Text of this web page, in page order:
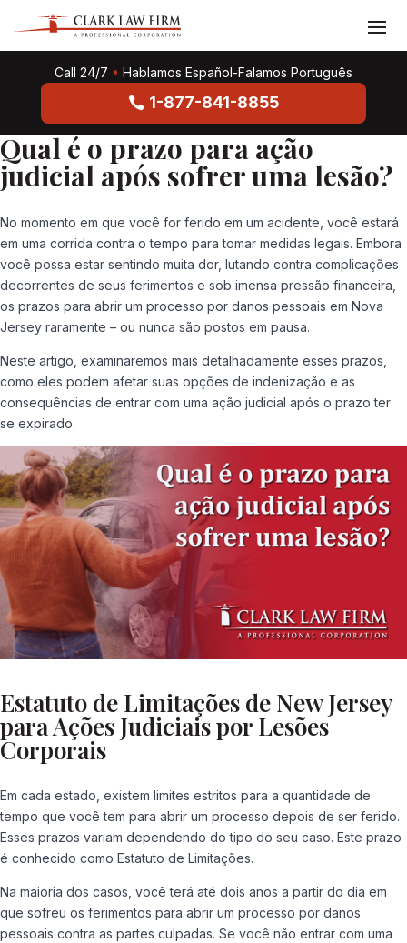
Call 24/7 • Hablamos Español-Falamos Português
1-877-841-8855
Qual é o prazo para ação
judicial após sofrer uma lesão?
No momento em que você for ferido em um acidente, você estará
em uma corrida contra o tempo para tomar medidas legais. Embora
você possa estar sentindo muita dor, lutando contra complicações
decorrentes de seus ferimentos e sob imensa pressão financeira,
os prazos para abrir um processo por danos pessoais em Nova
Jersey raramente – ou nunca são postos em pausa.
Neste artigo, examinaremos mais detalhadamente esses prazos,
como eles podem afetar suas opções de indenização e as
consequências de entrar com uma ação judicial após o prazo ter
se expirado.
Estatuto de Limitações de New Jersey
para Ações Judiciais por Lesões
Corporais
Em cada estado, existem limites estritos para a quantidade de
tempo que você tem para abrir um processo depois de ser ferido.
Esses prazos variam dependendo do tipo do seu caso. Este prazo
é conhecido como Estatuto de Limitações.
Na maioria dos casos, você terá até dois anos a partir do dia em
que sofreu os ferimentos para abrir um processo por danos
pessoais contra as partes culpadas. Se você não entrar com uma